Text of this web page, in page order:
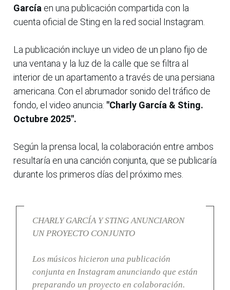
García en una publicación compartida con la
cuenta oficial de Sting en la red social Instagram.
La publicación incluye un video de un plano fijo de
una ventana y la luz de la calle que se filtra al
interior de un apartamento a través de una persiana
americana. Con el abrumador sonido del tráfico de
fondo, el video anuncia: "Charly García & Sting.
Octubre 2025".
Según la prensa local, la colaboración entre ambos
resultaría en una canción conjunta, que se publicaría
durante los primeros días del próximo mes.
CHARLY GARCÍA Y STING ANUNCIARON
UN PROYECTO CONJUNTO
Los músicos hicieron una publicación
conjunta en Instagram anunciando que están
preparando un proyecto en colaboración.